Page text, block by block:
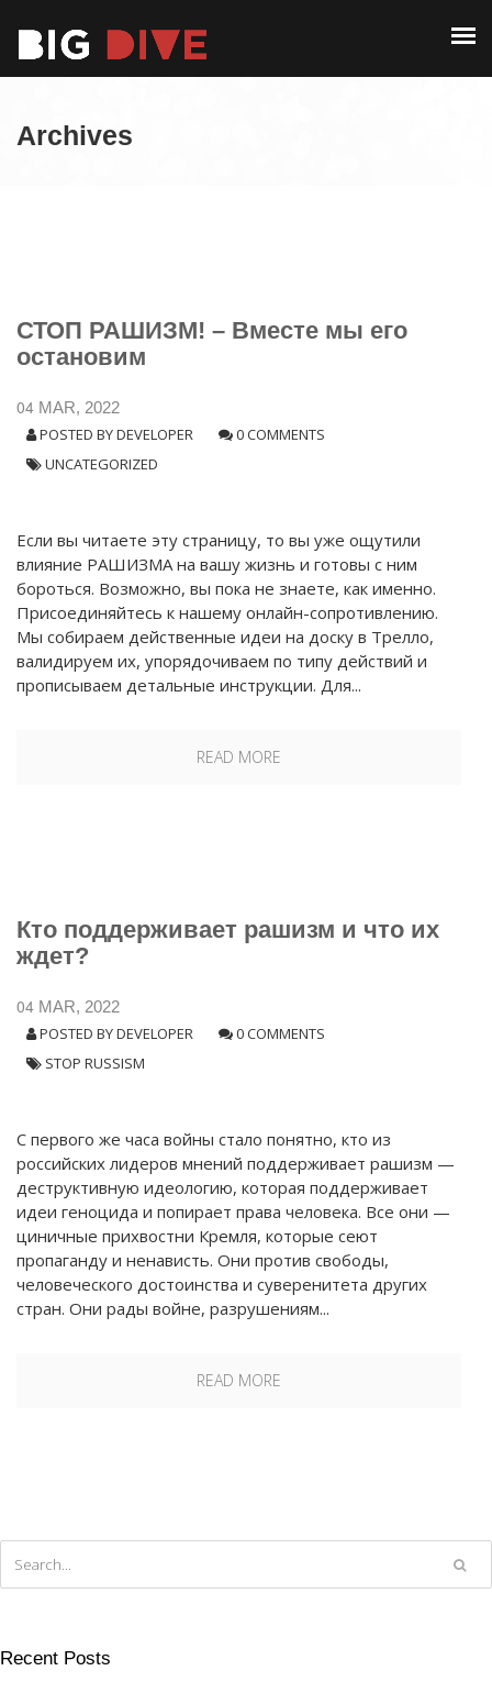
Archives
СТОП РАШИЗМ! – Вместе мы его
остановим
04 MAR, 2022
POSTED BYDEVELOPER
0 COMMENTS
UNCATEGORIZED
Если вы читаете эту страницу, то вы уже ощутили
влияние РАШИЗМА на вашу жизнь и готовы с ним
бороться. Возможно, вы пока не знаете, как именно.
Присоединяйтесь к нашему онлайн-сопротивлению.
Мы собираем действенные идеи на доску в Трелло,
валидируем их, упорядочиваем по типу действий и
прописываем детальные инструкции. Для...
READ MORE
Кто поддерживает рашизм и что их
ждет?
04 MAR, 2022
POSTED BYDEVELOPER
0 COMMENTS
STOP RUSSISM
С первого же часа войны стало понятно, кто из
российских лидеров мнений поддерживает рашизм —
деструктивную идеологию, которая поддерживает
идеи геноцида и попирает права человека. Все они —
циничные прихвостни Кремля, которые сеют
пропаганду и ненависть. Они против свободы,
человеческого достоинства и суверенитета других
стран. Они рады войне, разрушениям...
READ MORE
Recent Posts